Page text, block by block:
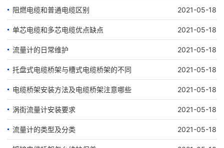
阻燃电缆和普通电缆区别 2021-05-18
单芯电缆和多芯电缆优点缺点 2021-05-18
流量计的日常维护 2021-05-18
托盘式电缆桥架与槽式电缆桥架的不同 2021-05-18
电缆桥架安装方法及电缆桥架注意哪些 2021-05-18
涡街流量计安装要求 2021-05-18
流量计的类型及分类 2021-05-18